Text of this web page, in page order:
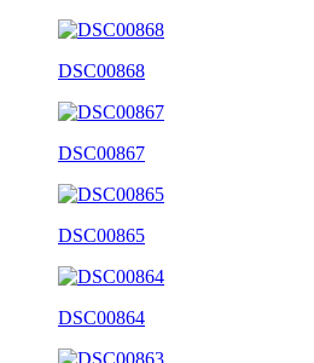
DSC00868
DSC00867
DSC00865
DSC00864